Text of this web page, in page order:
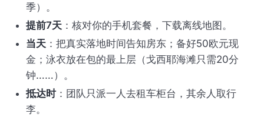
季）。
提前7天 ：核对你的手机套餐，下载离线地图。
当天 ：把真实落地时间告知房东；备好50欧元现
金；泳衣放在包的最上层（戈西耶海滩只需20分
钟……）。
抵达时：团队只派一人去租车柜台，其余人取行
李。